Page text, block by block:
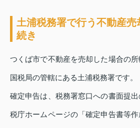
土浦税務署で行う不動産売
続き
つくば市で不動産を売却した場合の
国税局の管轄にある土浦税務署です。
確定申告は、税務署窓口への書面提
税庁ホームページの「確定申告書等